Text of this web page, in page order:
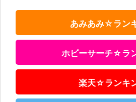
あみあみ☆ラン
ホビーサーチ☆ラ
楽天☆ランキ